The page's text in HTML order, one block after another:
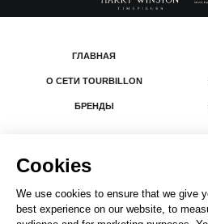
ГЛАВНАЯ
О СЕТИ TOURBILLON
БРЕНДЫ
Все права защищены.